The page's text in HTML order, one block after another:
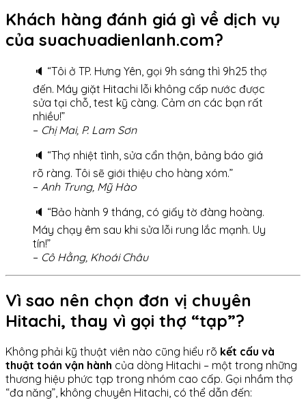
Khách hàng đánh giá gì về dịch vụ
của suachuadienlanh.com?
🔈 “Tôi ở TP. Hưng Yên, gọi 9h sáng thì 9h25 thợ
đến. Máy giặt Hitachi lỗi không cấp nước được
sửa tại chỗ, test kỹ càng. Cảm ơn các bạn rất
nhiều!”
– Chị Mai, P. Lam Sơn
🔈 “Thợ nhiệt tình, sửa cẩn thận, bảng báo giá
rõ ràng. Tôi sẽ giới thiệu cho hàng xóm.”
– Anh Trung, Mỹ Hào
🔈 “Bảo hành 9 tháng, có giấy tờ đàng hoàng.
Máy chạy êm sau khi sửa lỗi rung lắc mạnh. Uy
tín!”
– Cô Hằng, Khoái Châu
Vì sao nên chọn đơn vị chuyên
Hitachi, thay vì gọi thợ “tạp”?
Không phải kỹ thuật viên nào cũng hiểu rõ kết cấu và
thuật toán vận hành của dòng Hitachi – một trong những
thương hiệu phức tạp trong nhóm cao cấp. Gọi nhầm thợ
“đa năng”, không chuyên Hitachi, có thể dẫn đến: